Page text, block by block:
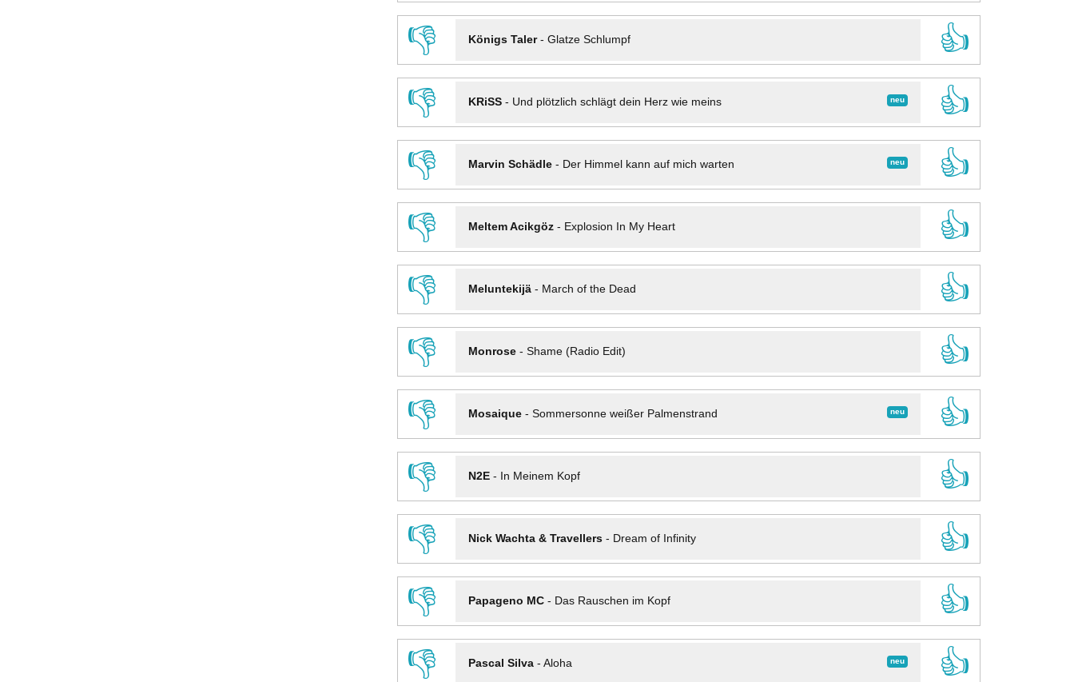
👎
Königs Taler- Glatze Schlumpf
👍
👎
neu
KRiSS- Und plötzlich schlägt dein Herz wie meins
👍
👎
neu
Marvin Schädle- Der Himmel kann auf mich warten
👍
👎
Meltem Acikgöz- Explosion In My Heart
👍
👎
Meluntekijä- March of the Dead
👍
👎
Monrose- Shame (Radio Edit)
👍
👎
neu
Mosaique- Sommersonne weißer Palmenstrand
👍
👎
N2E- In Meinem Kopf
👍
👎
Nick Wachta & Travellers- Dream of Infinity
👍
👎
Papageno MC- Das Rauschen im Kopf
👍
👎
neu
Pascal Silva- Aloha
👍